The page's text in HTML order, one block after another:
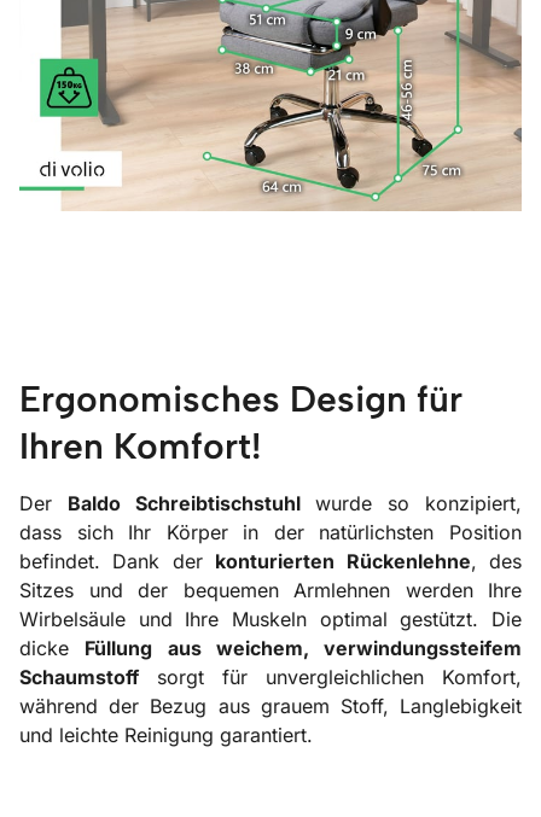
Ergonomisches Design für
Ihren Komfort!
Der Baldo Schreibtischstuhlwurde so konzipiert,
dass sich Ihr Körper in der natürlichsten Position
befindet. Dank der konturierten Rückenlehne, des
Sitzes und der bequemen Armlehnen werden Ihre
Wirbelsäule und Ihre Muskeln optimal gestützt. Die
dicke Füllung aus weichem, verwindungssteifem
Schaumstoff sorgt für unvergleichlichen Komfort,
während der Bezug aus grauem Stoff, Langlebigkeit
und leichte Reinigung garantiert.